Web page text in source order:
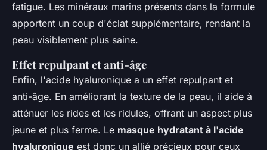
fatigue. Les minéraux marins présents dans la formule
apportent un coup d'éclat supplémentaire, rendant la
peau visiblement plus saine.
Effet repulpant et anti-âge
Enfin, l'acide hyaluronique a un effet repulpant et
anti-âge. En améliorant la texture de la peau, il aide à
atténuer les rides et les ridules, offrant un aspect plus
jeune et plus ferme. Le masque hydratant à l'acide
hyaluronique est donc un allié précieux pour ceux